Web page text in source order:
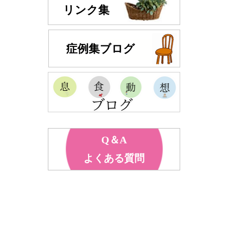
リンク集
症例集ブログ
Q＆A
よくある質問